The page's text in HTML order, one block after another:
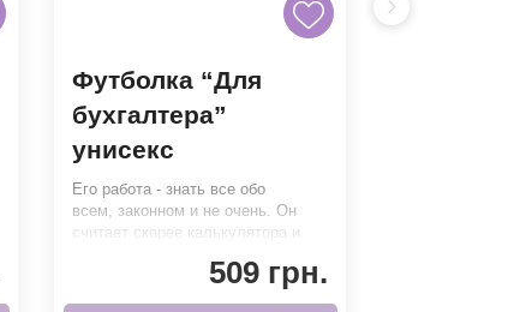
Футболка “Для
бухгалтера”
унисекс
Его работа - знать все обо
всем, законном и не очень. Он
считает скорее калькулятора и
509 грн.